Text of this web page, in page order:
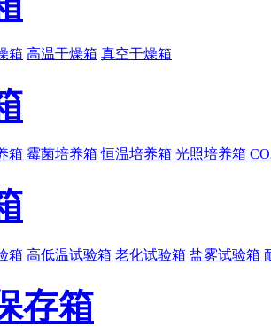
箱 高温干燥箱 真空干燥箱
箱 霉菌培养箱 恒温培养箱 光照培养箱
箱 高低温试验箱 老化试验箱 盐雾试验箱
存箱